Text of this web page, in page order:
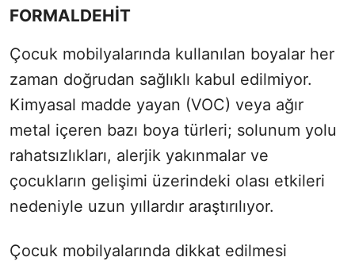
FORMALDEHİT
Çocuk mobilyalarında kullanılan boyalar her
zaman doğrudan sağlıklı kabul edilmiyor.
Kimyasal madde yayan (VOC) veya ağır
metal içeren bazı boya türleri; solunum yolu
rahatsızlıkları, alerjik yakınmalar ve
çocukların gelişimi üzerindeki olası etkileri
nedeniyle uzun yıllardır araştırılıyor.
Çocuk mobilyalarında dikkat edilmesi